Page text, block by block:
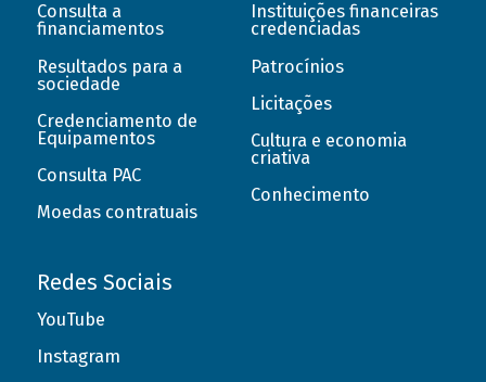
Consulta a
financiamentos
Resultados para a
sociedade
Credenciamento de
Equipamentos
Consulta PAC
Moedas contratuais
Instituições financeiras
credenciadas
Patrocínios
Licitações
Cultura e economia
criativa
Conhecimento
Redes Sociais
YouTube
Instagram